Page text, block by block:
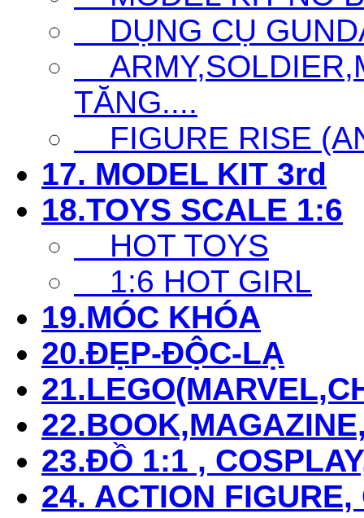
DỤNG CỤ
TĂNG....
FIGURE RISE
17. MODEL KIT 3rd
18.TOYS SCALE 1:6
HOT TOYS
1:6 HOT GIRL
19.MÓC KHÓA
20.ĐẸP-ĐỘC-LẠ
23.ĐỒ 1:1 ,
24. ACTION